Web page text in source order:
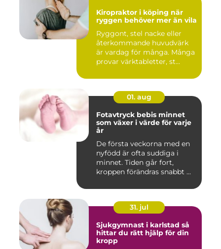
Kiropraktor i köping när
ryggen behöver mer än vila
Ryggont, stel nacke eller
återkommande huvudvärk
är vardag för många. Många
provar värktabletter, st...
01. aug
Fotavtryck bebis minnet
som växer i värde för varje
år
De första veckorna med en
nyfödd är ofta suddiga i
minnet. Tiden går fort,
kroppen förändras snabbt ...
31. jul
Sjukgymnast i karlstad så
hittar du rätt hjälp för din
kropp